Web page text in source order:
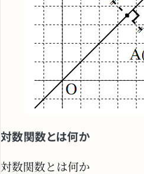
対数関数とは何か
対数関数とは何か